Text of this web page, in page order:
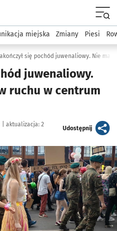
podserwis: Komunikacja
miejska Zmiany Piesi
się pochód juwenaliowy. Nie ma
juwenaliowy.
ruchu w centrum
aktualizacja: 2
Udostępnijartykuł